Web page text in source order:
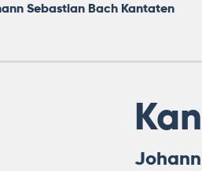
Sebastian Bach Kantaten